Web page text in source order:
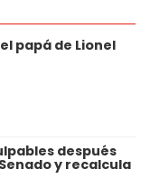
papá de Lionel
después
y recalcula